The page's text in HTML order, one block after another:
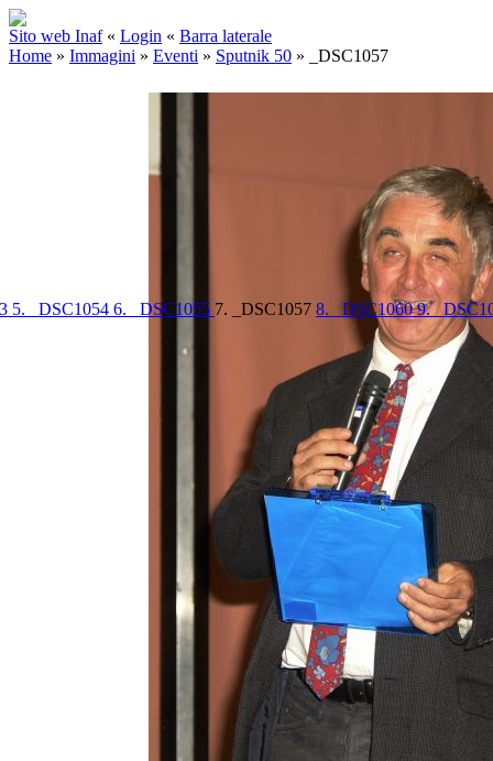
Sito web Inaf « Login « Barra laterale
Home » Immagini » Eventi » Sputnik 50 » _DSC1057
5. _DSC1054 6. _DSC1055 7. _DSC1057 8. _DSC10609.